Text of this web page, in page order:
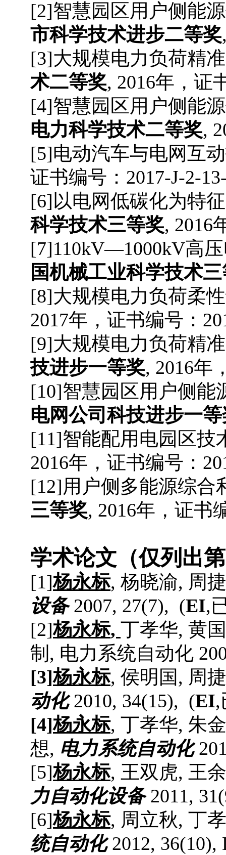
[2]智慧园区用户侧能
市科学技术进步二等奖
[3]大规模电力负荷精
术二等奖, 2016年，证
[4]智慧园区用户侧能
电力科学技术二等奖,
[5]电动汽车与电网互
证书编号： 2017-J-2-
[6]以电网低碳化为特
科学技术三等奖, 2016
[7]110kV—1000kV高
国机械工业科学技术
[8]大规模电力负荷柔
2017年，证书编号：
[9]大规模电力负荷精
技进步一等奖, 2016年
[10]智慧园区用户侧能
电网公司科技进步一等
[11]智能配用电园区技
2016年，证书编号：
[12]用户侧多能源综合
三等奖, 2016年，证书
学术论文 （仅列出
[1]杨永标, 杨晓渝, 周捷
设备2007, 27(7), (EI,
[2]杨永标, 丁孝华, 黄
制 , 电力系统自动化
[3]杨永标, 侯明国 , 周捷
动化2010, 34(15), (EI,
[4]杨永标, 丁孝华, 朱
想, 电力系统自动化
[5]杨永标, 王双虎, 王
力自动化设备2011,
[6]杨永标, 周立秋, 丁
统自动化2012, 36(10),